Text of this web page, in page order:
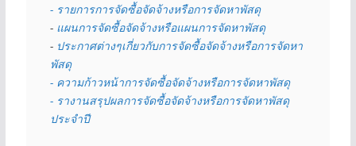
- รายการการจัดซื้อจัดจ้างหรือการจัดหาพัสดุ
- แผนการจัดซื้อจัดจ้างหรือแผนการจัดหาพัสดุ
- ประกาศต่างๆเกี่ยวกับการจัดซื้อจัดจ้างหรือการจัดหา
พัสดุ
- ความก้าวหน้าการจัดซื้อจัดจ้างหรือการจัดหาพัสดุ
- รางานสรุปผลการจัดซื้อจัดจ้างหรือการจัดหาพัสดุ
ประจำปี